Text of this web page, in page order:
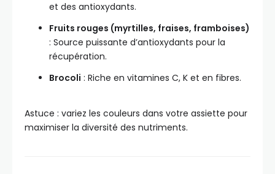
et des antioxydants.
Fruits rouges (myrtilles, fraises, framboises)
: Source puissante d’antioxydants pour la
récupération.
Brocoli : Riche en vitamines C, K et en fibres.
Astuce : variez les couleurs dans votre assiette pour
maximiser la diversité des nutriments.